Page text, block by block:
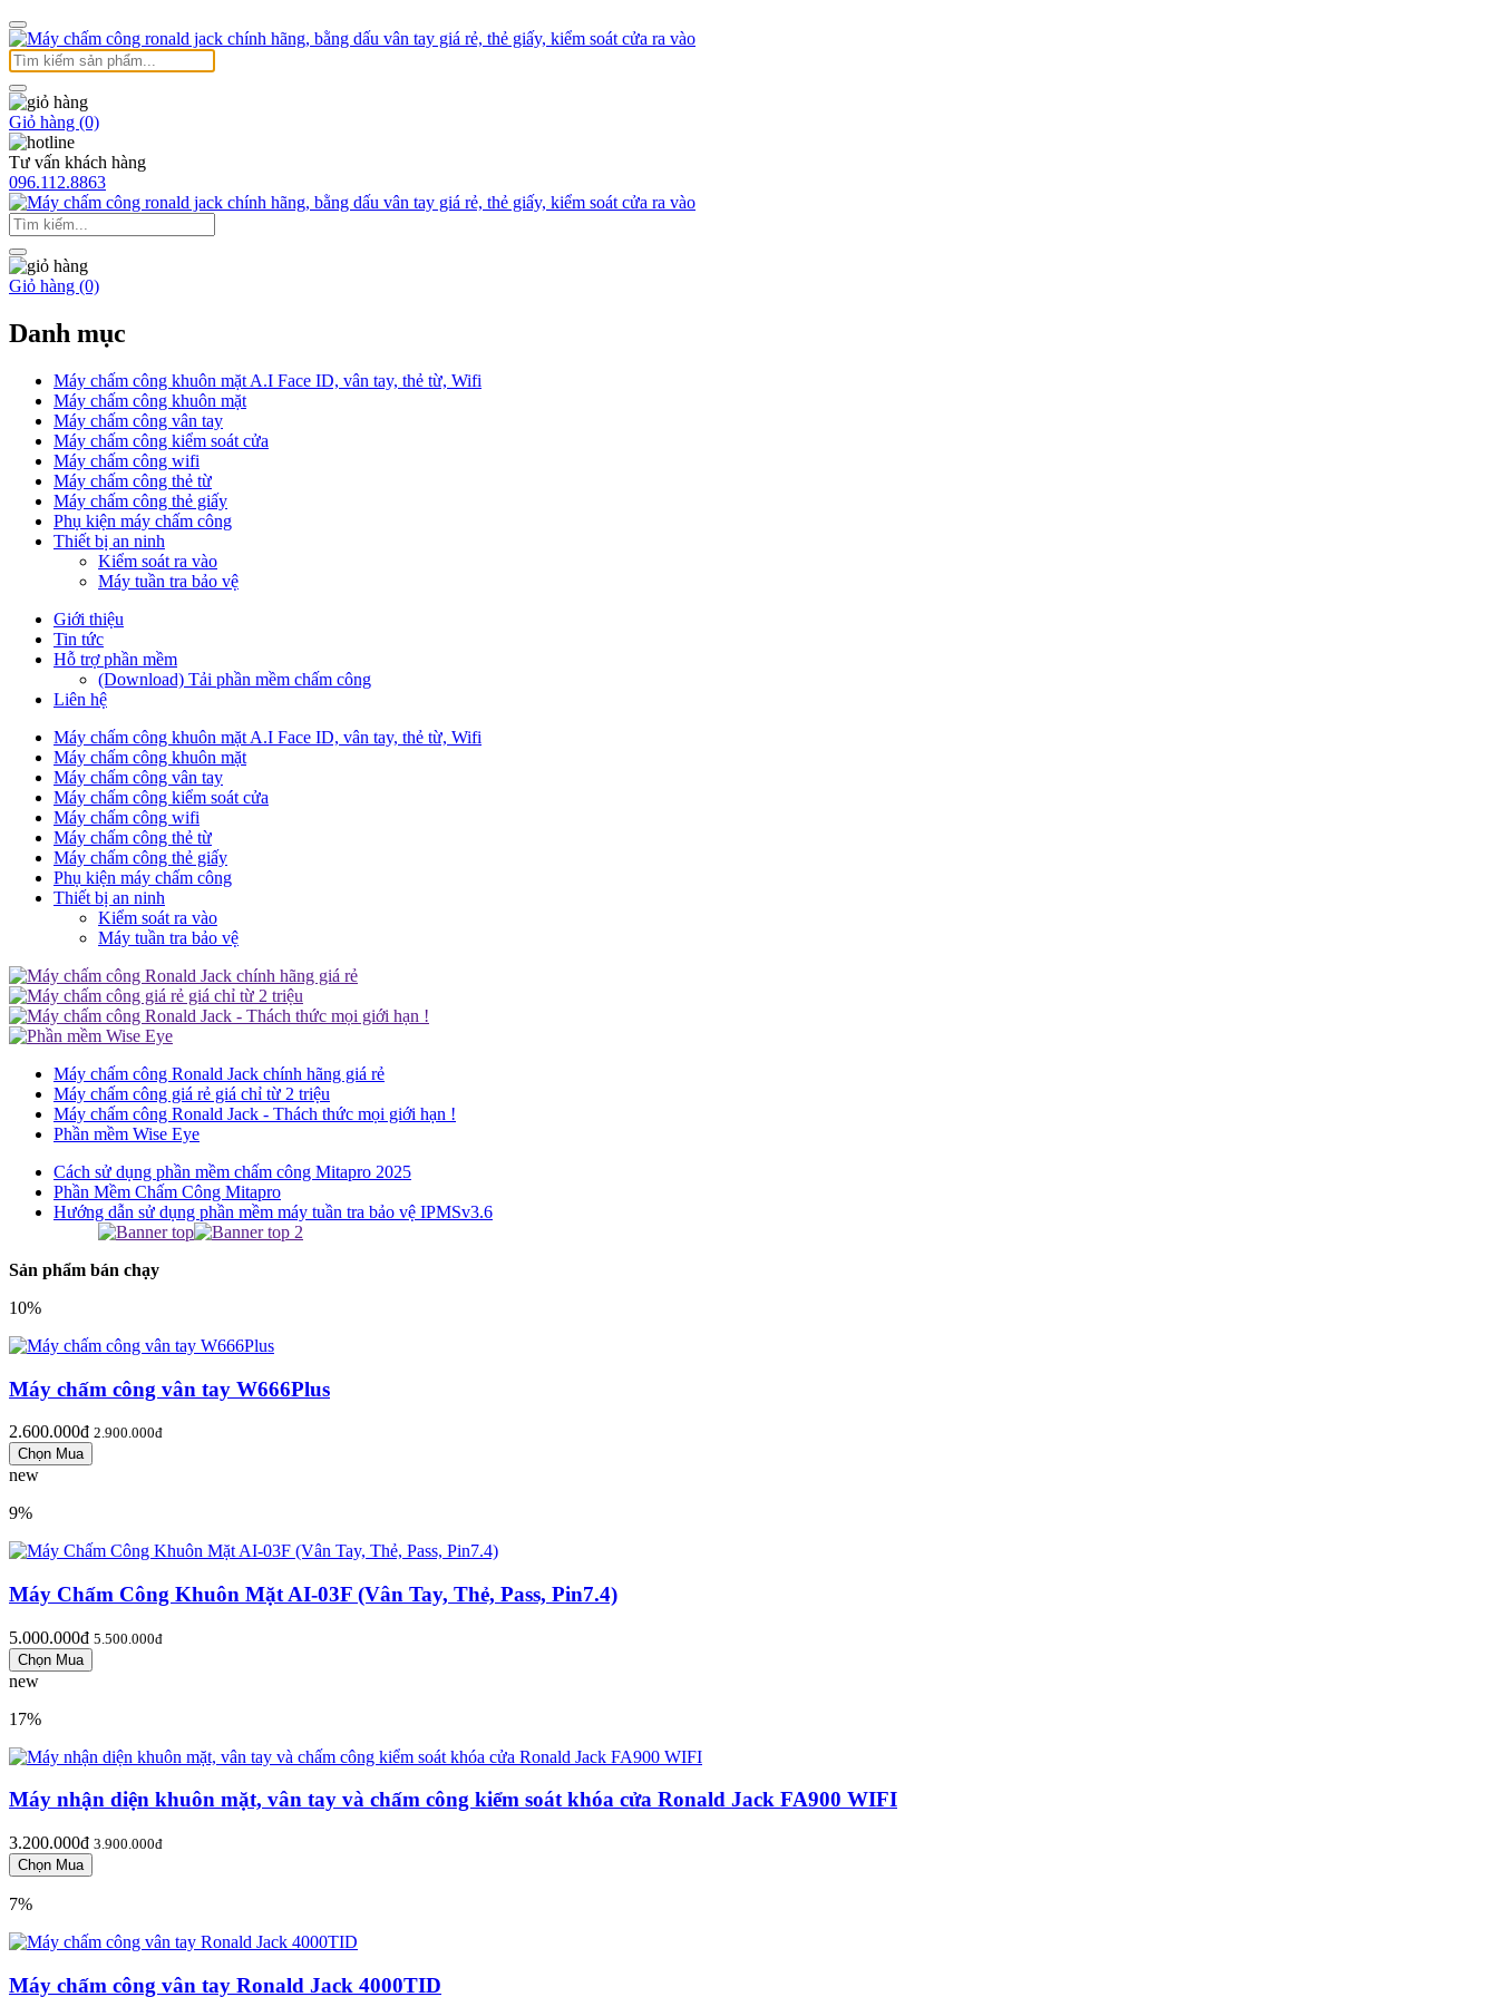
Giỏ hàng (0)
Tư vấn khách hàng
096.112.8863
Giỏ hàng (0)
Danh mục
Máy chấm công khuôn mặt A.I Face ID, vân tay, thẻ từ, Wifi
Máy chấm công khuôn mặt
Máy chấm công vân tay
Máy chấm công kiểm soát cửa
Máy chấm công wifi
Máy chấm công thẻ từ
Máy chấm công thẻ giấy
Phụ kiện máy chấm công
Thiết bị an ninh
Kiểm soát ra vào
Máy tuần tra bảo vệ
Giới thiệu
Tin tức
Hỗ trợ phần mềm
(Download) Tải phần mềm chấm công
Liên hệ
Máy chấm công khuôn mặt A.I Face ID, vân tay, thẻ từ, Wifi
Máy chấm công khuôn mặt
Máy chấm công vân tay
Máy chấm công kiểm soát cửa
Máy chấm công wifi
Máy chấm công thẻ từ
Máy chấm công thẻ giấy
Phụ kiện máy chấm công
Thiết bị an ninh
Kiểm soát ra vào
Máy tuần tra bảo vệ
Máy chấm công Ronald Jack chính hãng giá rẻ
Máy chấm công giá rẻ giá chỉ từ 2 triệu
Máy chấm công Ronald Jack - Thách thức mọi giới hạn !
Phần mềm Wise Eye
Cách sử dụng phần mềm chấm công Mitapro 2025
Phần Mềm Chấm Công Mitapro
Hướng dẫn sử dụng phần mềm máy tuần tra bảo vệ IPMSv3.6
Sản phẩm bán chạy
10%
Máy chấm công vân tay W666Plus
2.600.000đ 2.900.000đ
new
9%
Máy Chấm Công Khuôn Mặt AI-03F (Vân Tay, Thẻ, Pass, Pin7.4)
5.000.000đ 5.500.000đ
new
17%
Máy nhận diện khuôn mặt, vân tay và chấm công kiểm soát khóa cửa Ronald Jack FA900 WIFI
3.200.000đ 3.900.000đ
7%
Máy chấm công vân tay Ronald Jack 4000TID